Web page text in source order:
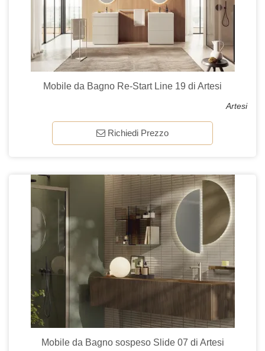
Mobile da Bagno Re-Start Line 19 di Artesi
Artesi
Richiedi Prezzo
Mobile da Bagno sospeso Slide 07 di Artesi